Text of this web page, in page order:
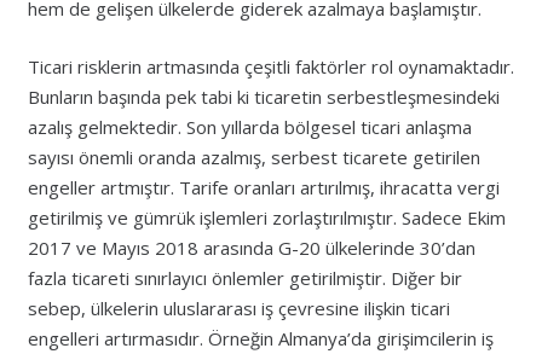
hem de gelişen ülkelerde giderek azalmaya başlamıştır.
Ticari risklerin artmasında çeşitli faktörler rol oynamaktadır.
Bunların başında pek tabi ki ticaretin serbestleşmesindeki
azalış gelmektedir. Son yıllarda bölgesel ticari anlaşma
sayısı önemli oranda azalmış, serbest ticarete getirilen
engeller artmıştır. Tarife oranları artırılmış, ihracatta vergi
getirilmiş ve gümrük işlemleri zorlaştırılmıştır. Sadece Ekim
2017 ve Mayıs 2018 arasında G-20 ülkelerinde 30’dan
fazla ticareti sınırlayıcı önlemler getirilmiştir. Diğer bir
sebep, ülkelerin uluslararası iş çevresine ilişkin ticari
engelleri artırmasıdır. Örneğin Almanya’da girişimcilerin iş